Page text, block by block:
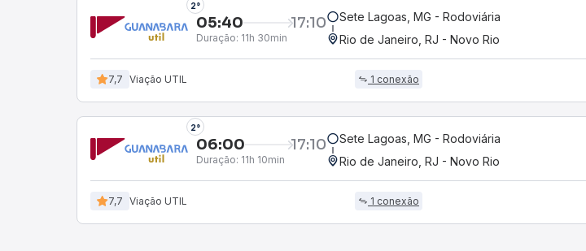
2°
05:40 17:10
Duração: 11h 30min
Sete Lagoas, MG - Rodoviária
Rio de Janeiro, RJ - Novo Rio
7,7 Viação UTIL 1 conexão
2°
06:00 17:10
Duração: 11h 10min
Sete Lagoas, MG - Rodoviária
Rio de Janeiro, RJ - Novo Rio
7,7 Viação UTIL 1 conexão